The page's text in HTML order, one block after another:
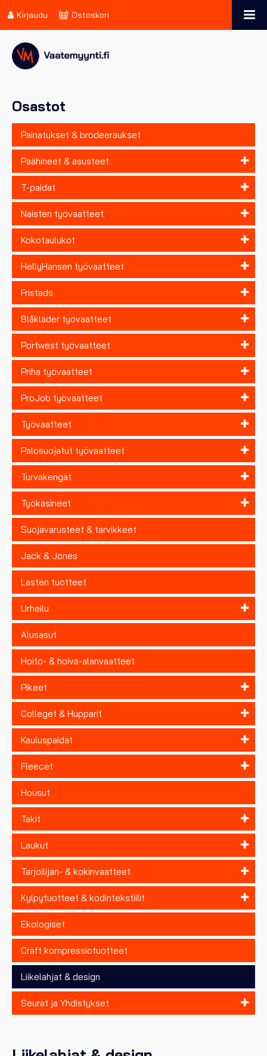
Osastot
Painatukset & brodeeraukset
Päähineet & asusteet
T-paidat
Naisten työvaatteet
Kokotaulukot
HellyHansen työvaatteet
Fristads
Blåkläder työvaatteet
Portwest työvaatteet
Priha työvaatteet
ProJob työvaatteet
Työvaatteet
Palosuojatut työvaatteet
Turvakengät
Työkäsineet
Suojavarusteet & tarvikkeet
Jack & Jones
Lasten tuotteet
Urheilu
Alusasut
Hoito- & hoiva-alanvaatteet
Pikeet
Colleget & Hupparit
Kauluspaidat
Fleecet
Housut
Takit
Laukut
Tarjoilijan- & kokinvaatteet
Kylpytuotteet & kodintekstiilit
Ekologiset
Craft kompressiotuotteet
Liikelahjat & design
Seurat ja Yhdistykset
Kirjaudu Ostoskori